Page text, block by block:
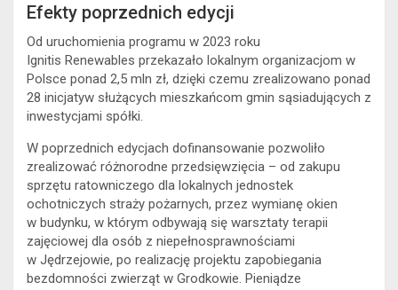
Efekty poprzednich edycji
Od uruchomienia programu w 2023 roku
Ignitis Renewables przekazało lokalnym organizacjom w
Polsce ponad 2,5 mln zł, dzięki czemu zrealizowano ponad
28 inicjatyw służących mieszkańcom gmin sąsiadujących z
inwestycjami spółki.
W poprzednich edycjach dofinansowanie pozwoliło
zrealizować różnorodne przedsięwzięcia – od zakupu
sprzętu ratowniczego dla lokalnych jednostek
ochotniczych straży pożarnych, przez wymianę okien
w budynku, w którym odbywają się warsztaty terapii
zajęciowej dla osób z niepełnosprawnościami
w Jędrzejowie, po realizację projektu zapobiegania
bezdomności zwierząt w Grodkowie. Pieniądze